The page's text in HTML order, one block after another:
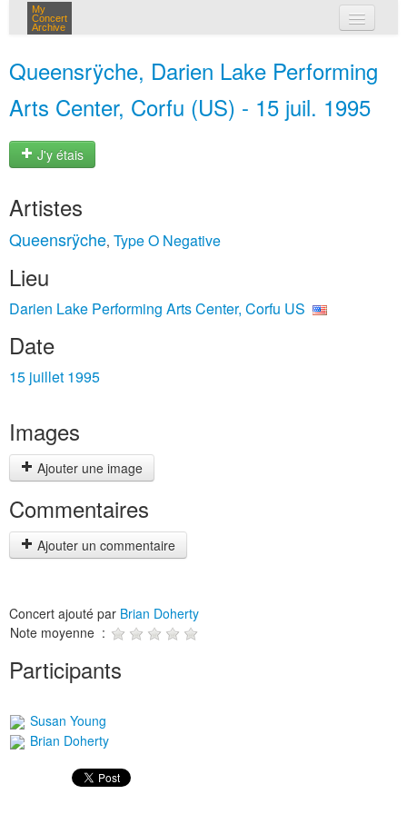
My
Concert
Archive
Queensrÿche, Darien Lake Performing
Arts Center, Corfu (US) - 15 juil. 1995
J'y étais
Artistes
Queensrÿche, Type O Negative
Lieu
Darien Lake Performing Arts Center, Corfu US
Date
15 juillet 1995
Images
Ajouter une image
Commentaires
Ajouter un commentaire
Concert ajouté par Brian Doherty
Note moyenne :
Participants
Susan Young
Brian Doherty